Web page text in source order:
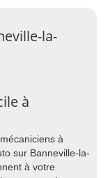
la-
à
à
sur Banneville-la-
à votre